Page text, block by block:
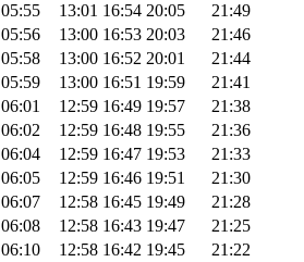
05:55 13:01 16:54 20:05
21:49
05:56 13:00 16:53 20:03
21:46
05:58 13:00 16:52 20:01
21:44
05:59 13:00 16:51 19:59
21:41
06:01 12:59 16:49 19:57
21:38
06:02 12:59 16:48 19:55
21:36
06:04 12:59 16:47 19:53
21:33
06:05 12:59 16:46 19:51
21:30
06:07 12:58 16:45 19:49
21:28
06:08 12:58 16:43 19:47
21:25
06:10 12:58 16:42 19:45
21:22